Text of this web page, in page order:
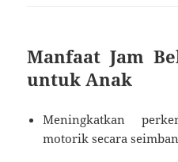
Manfaat Jam
untuk Anak
Meningkatkan
motorik secara